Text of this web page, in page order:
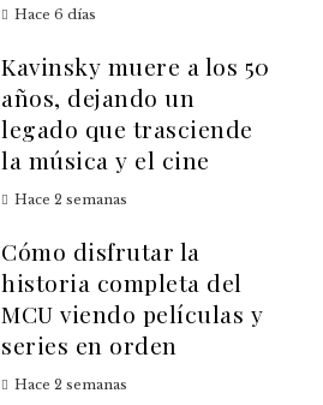
Hace 6 días
Kavinsky muere a los 50
años, dejando un
legado que trasciende
la música y el cine
Hace 2 semanas
Cómo disfrutar la
historia completa del
MCU viendo películas y
series en orden
Hace 2 semanas